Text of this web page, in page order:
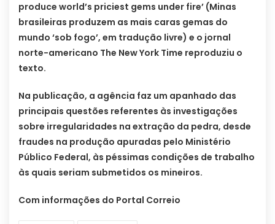
produce world’s priciest gems under fire’ (Minas
brasileiras produzem as mais caras gemas do
mundo ‘sob fogo’, em tradução livre) e o jornal
norte-americano The New York Time reproduziu o
texto.
Na publicação, a agência faz um apanhado das
principais questões referentes às investigações
sobre irregularidades na extração da pedra, desde
fraudes na produção apuradas pelo Ministério
Público Federal, às péssimas condições de trabalho
às quais seriam submetidos os mineiros.
Com informações do Portal Correio